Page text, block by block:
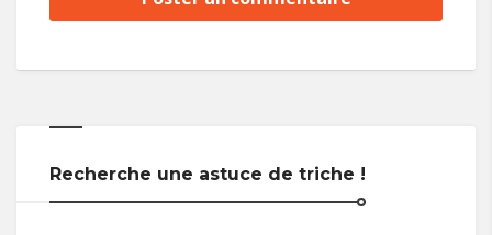
Recherche une astuce de triche !